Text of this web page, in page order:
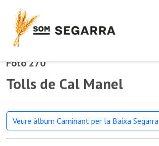
Foto 270
Tolls de Cal Manel
Veure àlbum Caminant per la Baixa Segarra